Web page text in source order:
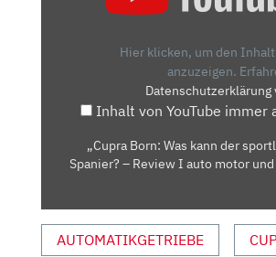
SPANIER?
REVIEW
MOTOR
UND
Hier klicken, um den Inhalt
anzuzeigen.
Datenschutzerklärung
Inhalt von YouTube immer
„Cupra Born: Was kann der
Spanier? – Review I auto motor
AUTOMATIKGETRIEBE